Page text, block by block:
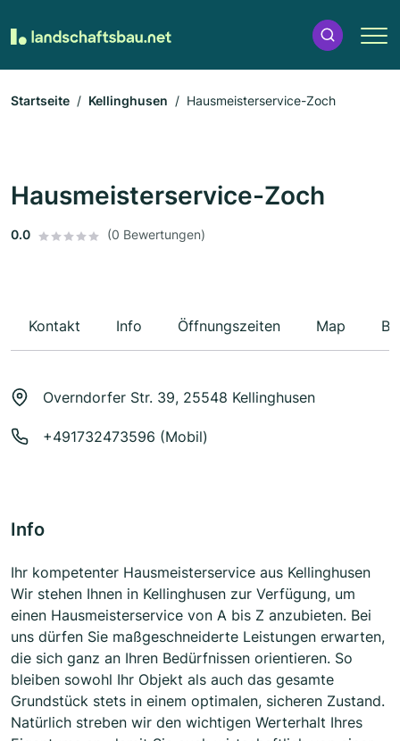
Startseite Kellinghusen Hausmeisterservice-Zoch
Hausmeisterservice-Zoch
0.0 (0 Bewertungen)
Kontakt Info Öffnungszeiten Map
Overndorfer Str. 39, 25548 Kellinghusen
+491732473596 (Mobil)
Info
Ihr kompetenter Hausmeisterservice aus Kellinghusen
Wir stehen Ihnen in Kellinghusen zur Verfügung, um
einen Hausmeisterservice von A bis Z anzubieten. Bei
uns dürfen Sie maßgeschneiderte Leistungen erwarten,
die sich ganz an Ihren Bedürfnissen orientieren. So
bleiben sowohl Ihr Objekt als auch das gesamte
Grundstück stets in einem optimalen, sicheren Zustand.
Natürlich streben wir den wichtigen Werterhalt Ihres